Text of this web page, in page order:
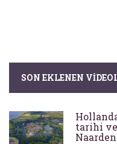
SON EKLENEN
tarihi
Naarden